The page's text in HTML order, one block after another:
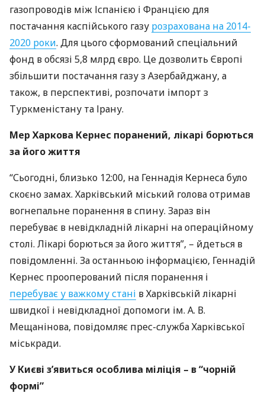
газопроводів між Іспанією і Францією для
постачання каспійського газу розрахована на 2014-
2020 роки. Для цього сформований спеціальний
фонд в обсязі 5,8 млрд євро. Це дозволить Європі
збільшити постачання газу з Азербайджану, а
також, в перспективі, розпочати імпорт з
Туркменістану та Ірану.
Мер Харкова Кернес поранений, лікарі борються
за його життя
“Сьогодні, близько 12:00, на Геннадія Кернеса було
скоєно замах. Харківський міський голова отримав
вогнепальне поранення в спину. Зараз він
перебуває в невідкладній лікарні на операційному
столі. Лікарі борються за його життя”, – йдеться в
повідомленні. За останньою інформацією, Геннадій
Кернес прооперований після поранення і
перебуває у важкому стані в Харківській лікарні
швидкої і невідкладної допомоги ім. А. В.
Мещанінова, повідомляє прес-служба Харківської
міськради.
У Києві з’явиться особлива міліція – в “чорній
формі”